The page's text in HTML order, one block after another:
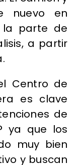
nuevo en
la parte de
a partir
Centro de
es clave
de
ya que los
muy bien
y buscan